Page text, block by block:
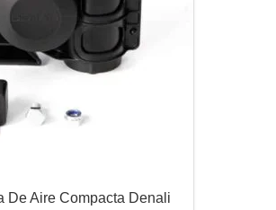
De Aire Compacta Denali